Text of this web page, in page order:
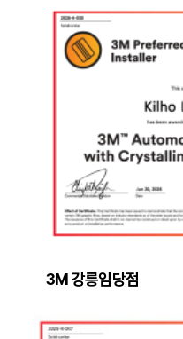
3M 강릉임당점